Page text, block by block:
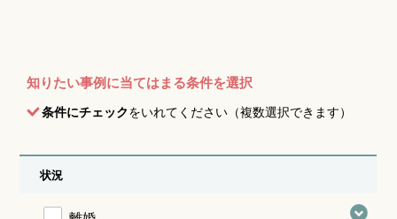
知りたい事例に当てはまる条件を選択
条件にチェックをいれてください（複数選択できます）
状況